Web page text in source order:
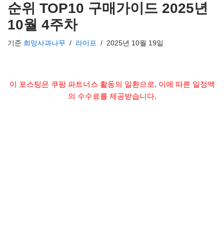
순위 TOP10 구매가이드 2025년
10월 4주차
기준 희망사과나무 라이프 2025년 10월 19일
이 포스팅은 쿠팡 파트너스 활동의 일환으로, 이에 따른 일정액
의 수수료를 제공받습니다.